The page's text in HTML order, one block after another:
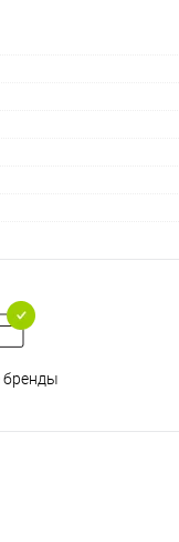
бренды
в корзину